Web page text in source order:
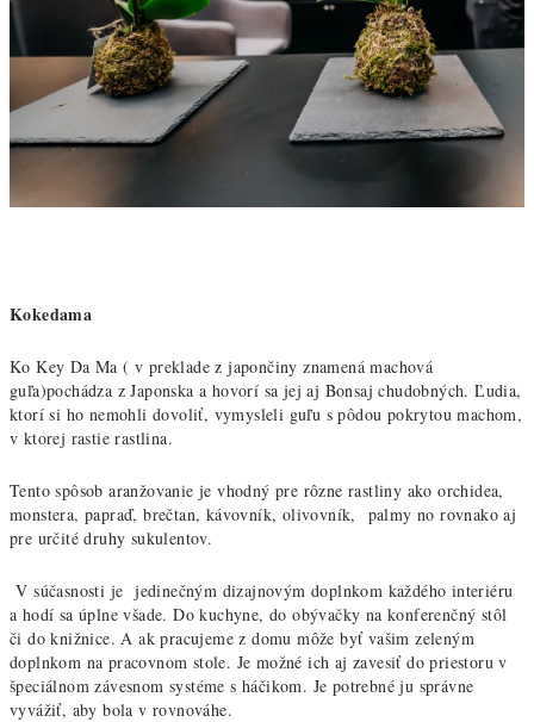
Kokedama
Ko Key Da Ma ( v preklade z japončiny znamená machová
guľa)pochádza z Japonska a hovorí sa jej aj Bonsaj chudobných. Ľudia,
ktorí si ho nemohli dovoliť, vymysleli guľu s pôdou pokrytou machom,
v ktorej rastie rastlina.
Tento spôsob aranžovanie je vhodný pre rôzne rastliny ako orchidea,
monstera, papraď, brečtan, kávovník, olivovník, palmy no rovnako aj
pre určité druhy sukulentov.
V súčasnosti je jedinečným dizajnovým doplnkom každého interiéru
a hodí sa úplne všade. Do kuchyne, do obývačky na konferenčný stôl
či do knižnice. A ak pracujeme z domu môže byť vašim zeleným
doplnkom na pracovnom stole. Je možné ich aj zavesiť do priestoru v
špeciálnom závesnom systéme s háčikom. Je potrebné ju správne
vyvážiť, aby bola v rovnováhe.